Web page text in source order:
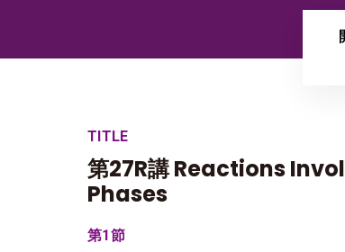
TITLE
第27R講 Reactions
Phases
第1節